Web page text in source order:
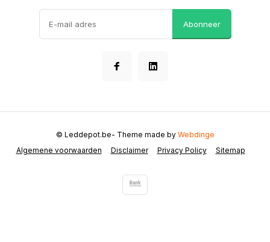
Abonneer
Algemene voorwaarden Disclaimer Privacy Policy Sitemap
© Leddepot.be- Theme made by Webdinge